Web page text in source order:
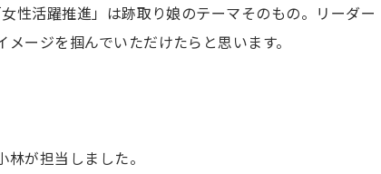
性活躍推進」は跡取り娘のテーマそのもの。リーダー
ージを掴んでいただけたらと思います。
が担当しました。